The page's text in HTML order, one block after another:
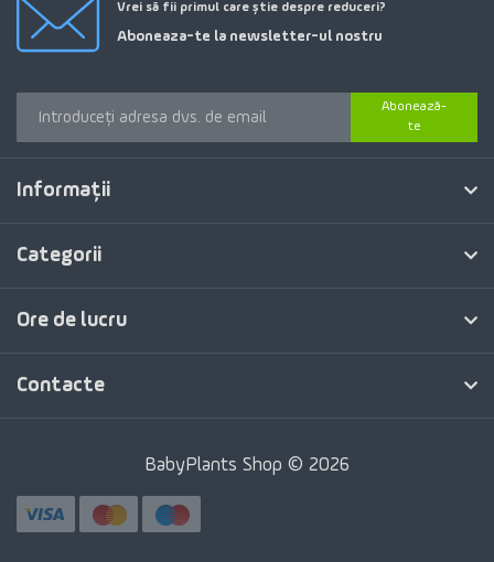
Vrei să fii primul care știe despre reduceri?
Aboneaza-te la newsletter-ul nostru
Abonează-
te
Informaţii
Categorii
Ore de lucru
Contacte
BabyPlants Shop © 2026